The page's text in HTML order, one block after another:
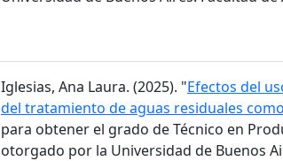
Iglesias, Ana Laura. (2025). "Efectos del
del tratamiento de aguas residuales
para obtener el grado de Técnico en
otorgado por la Universidad de Buenos